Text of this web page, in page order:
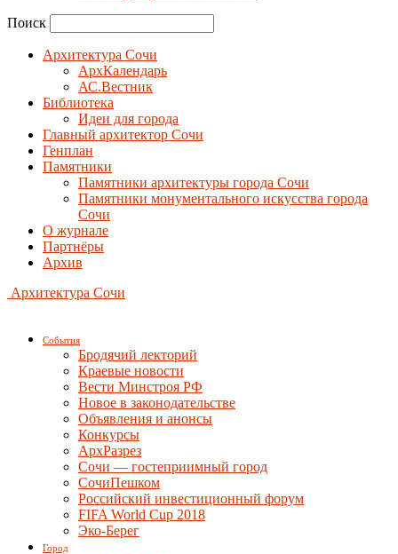
Поиск
Архитектура Сочи
АрхКалендарь
АС.Вестник
Библиотека
Идеи для города
Главный архитектор Сочи
Генплан
Памятники
Памятники архитектуры города Сочи
Памятники монументального искусства города
Сочи
О журнале
Партнёры
Архив
Архитектура Сочи
События
Бродячий лекторий
Краевые новости
Вести Минстроя РФ
Новое в законодательстве
Объявления и анонсы
Конкурсы
АрхРазрез
Сочи — гостеприимный город
СочиПешком
Российский инвестиционный форум
FIFA World Cup 2018
Эко-Берег
Город